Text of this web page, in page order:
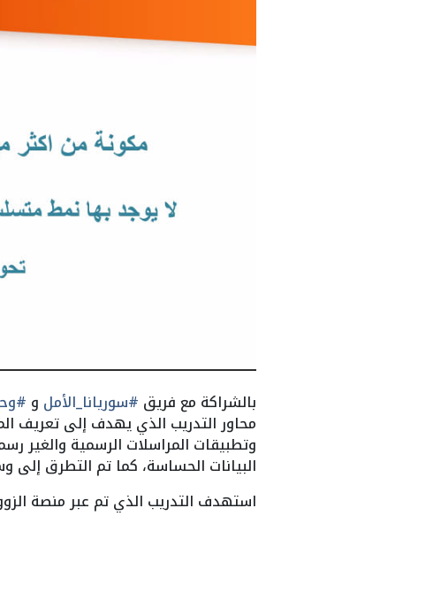
بالشراكة مع فريق #سوريانا_الأمل و
محاور التدريب الذي يهدف إلى تعريف
وتطبيقات المراسلات الرسمية والغير
البيانات الحساسة، كما تم التطرق إلى
استهدف التدريب الذي تم عبر منصة